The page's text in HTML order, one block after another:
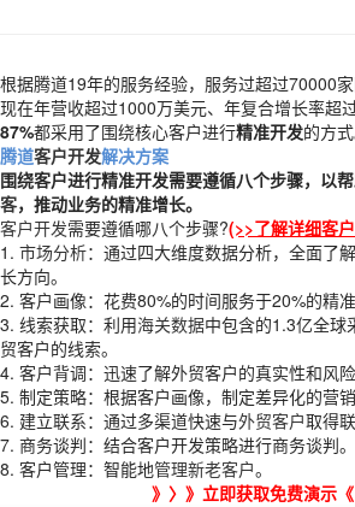
根据腾道19年的服务经验，服务过超过70000
现在年营收超过1000万美元、年复合增长率超
87%都采用了围绕核心客户进行精准开发的方式
腾道客户开发解决方案
围绕客户进行精准开发需要遵循八个步骤，以
客，推动业务的精准增长。
客户开发需要遵循哪八个步骤?(>>了解详细客
1. 市场分析：通过四大维度数据分析，全面了
长方向。
2. 客户画像：花费80%的时间服务于20%的精
3. 线索获取：利用海关数据中包含的1.3亿全球
贸客户的线索。
4. 客户背调：迅速了解外贸客户的真实性和风险
5. 制定策略：根据客户画像，制定差异化的营销
6. 建立联系：通过多渠道快速与外贸客户取得联
7. 商务谈判：结合客户开发策略进行商务谈判。
8. 客户管理：智能地管理新老客户。
》〉》 立即获取免费演示